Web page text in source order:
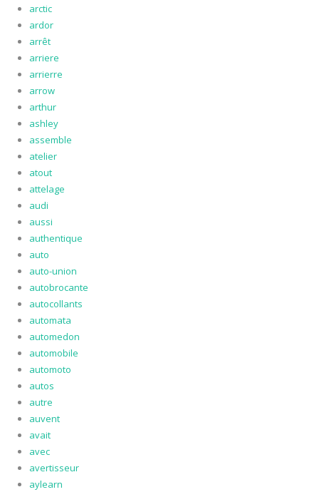
arctic
ardor
arrêt
arriere
arrierre
arrow
arthur
ashley
assemble
atelier
atout
attelage
audi
aussi
authentique
auto
auto-union
autobrocante
autocollants
automata
automedon
automobile
automoto
autos
autre
auvent
avait
avec
avertisseur
aylearn